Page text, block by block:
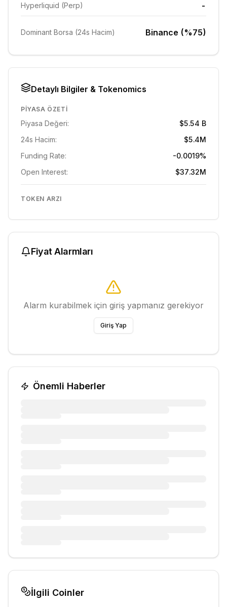
Hyperliquid (Perp) -
Dominant Borsa (24s Hacim) Binance (%75)
Detaylı Bilgiler & Tokenomics
PIYASA ÖZETI
Piyasa Değeri:
$5.54 B
24s Hacim:
$5.4M
Funding Rate:
-0.0019%
Open Interest:
$37.32M
TOKEN ARZI
Fiyat Alarmları
Alarm kurabilmek için giriş yapmanız gerekiyor
Giriş Yap
Önemli Haberler
İlgili Coinler